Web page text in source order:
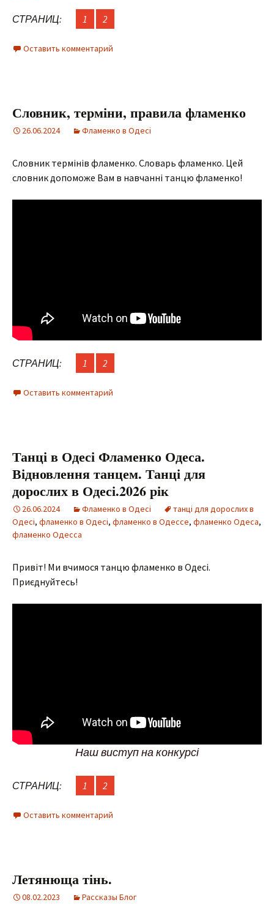
СТРАНИЦ: 1 2
Оставить комментарий
Словник, терміни, правила фламенко
26.06.2024 Фламенко в Одесі
Словник термінів фламенко. Словарь фламенко. Цей
словник допоможе Вам в навчанні танцю фламенко!
СТРАНИЦ: 1 2
Оставить комментарий
Танці в Одесі Фламенко Одеса.
Відновлення танцем. Танці для
дорослих в Одесі.2026 рік
26.06.2024 Фламенко в Одесі
танці для дорослих в
Одесі, фламенко в Одесі, фламенко в Одессе, фламенко Одеса,
фламенко Одесса
Привіт! Ми вчимося танцю фламенко в Одесі.
Приєднуйтесь!
Наш виступ на конкурсі
СТРАНИЦ: 1 2
Оставить комментарий
Летянюща тінь.
08.02.2023 Рассказы Блог